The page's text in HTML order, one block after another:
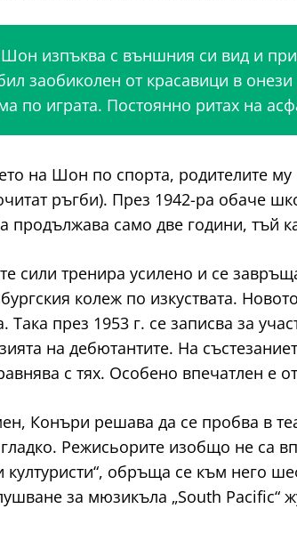
изпъква с външния си вид и
заобиколен от красавици в
по играта. Постоянно ритах на
на Шон по спорта, родителите
ръгби). През 1942-ра обаче
продължава само две години, тъй
сили тренира усилено и се
колеж по изкуствата.
Така през 1953 г. се записва за
на дебютантите. На
с тях. Особено впечатлен е
Конъри решава да се пробва в
Режисьорите изобщо не са
културисти“, обръща се към него
за мюзикъла „South Pacific“